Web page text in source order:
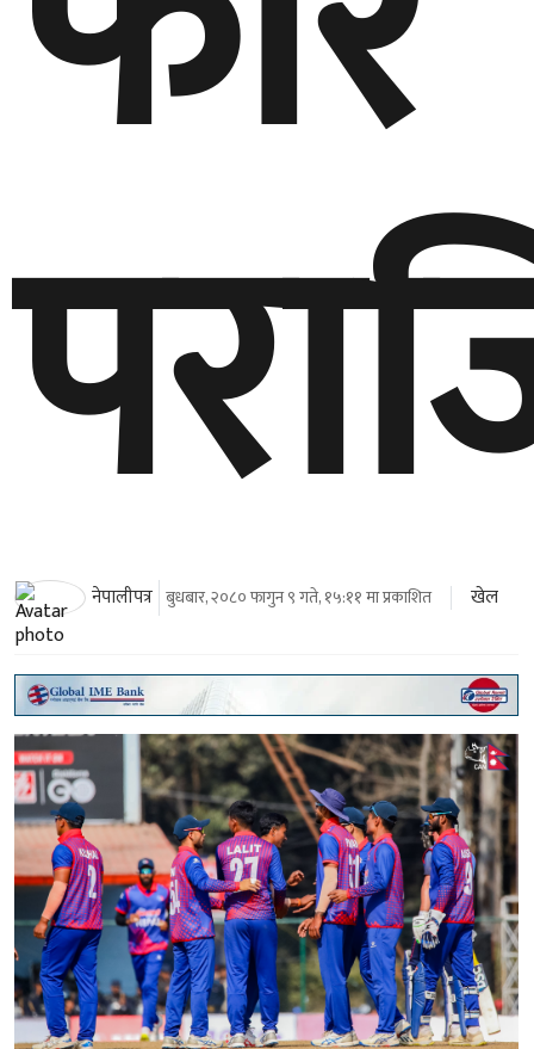
नेपालीपत्र बुधबार, २०८० फागुन ९ गते, १५:११ मा प्रकाशित खेल